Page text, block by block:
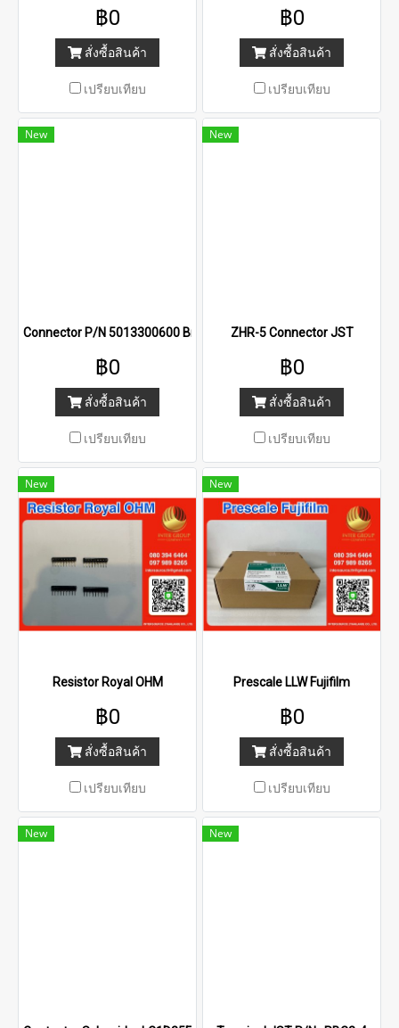
฿0
สั่งซื้อสินค้า
เปรียบเทียบ
฿0
สั่งซื้อสินค้า
เปรียบเทียบ
New
Connector P/N 5013300600 Brand : Molex
฿0
สั่งซื้อสินค้า
เปรียบเทียบ
New
ZHR-5 Connector JST
฿0
สั่งซื้อสินค้า
เปรียบเทียบ
New
Resistor Royal OHM
฿0
สั่งซื้อสินค้า
เปรียบเทียบ
New
Prescale LLW Fujifilm
฿0
สั่งซื้อสินค้า
เปรียบเทียบ
New New